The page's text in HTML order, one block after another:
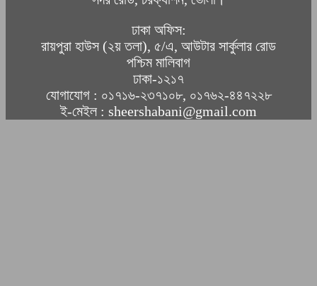
ঢাকা অফিস:
রায়পুরা হাউস (২য় তলা), ৫/এ, আউটার সার্কুলার রোড
পশ্চিম মালিবাগ
ঢাকা-১২১৭
যোগাযোগ : ০১৭১৬-২৩৭১০৮, ০১৭৬২-৪৪৭২২৮
ই-মেইল : sheershabani@gmail.com